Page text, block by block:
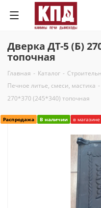
Дверка ДТ-5 (Б)
топочная
Главная - Каталог -
Печное литье, смеси, мастика -
270*370 (245*340) топочная
Распродажа В наличии в